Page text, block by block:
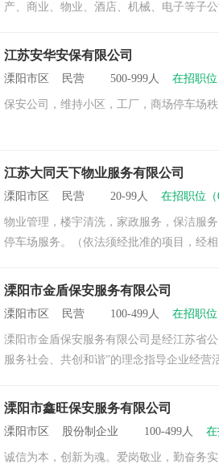
产、商业、物业、酒店、机械、电子等子
江苏安华安保有限公司
溧阳市区 民营 500-999人 在招职
保安公司，维持小区，工厂，商场停车场
江苏大同天下物业服务有限公司
溧阳市区 民营 20-99人 在招职位（
物业管理，楼宇清洗，家政服务，保洁服
停车场服务。（依法须经批准的项目，经
溧阳市金盾保安服务有限公司
溧阳市区 民营 100-499人 在招职
溧阳市金盾保安服务有限公司是经江苏省
服务社会、共创和谐”的理念指导企业经
溧阳市鑫旺保安服务有限公司
溧阳市区 股份制企业 100-499人
诚信为本，创新为魂。爱岗敬业，勤奋务